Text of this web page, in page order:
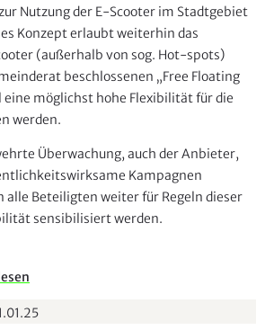
Nutzung der E-Scooter im Stadtgebiet
Konzept erlaubt weiterhin das
(außerhalb von sog. Hot-spots)
beschlossenen „Free Floating
eine möglichst hohe Flexibilität für die
werden.
Überwachung, auch der Anbieter,
Kampagnen
alle Beteiligten weiter für Regeln dieser
Mobilität sensibilisiert werden.